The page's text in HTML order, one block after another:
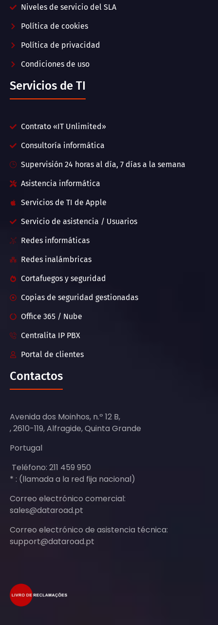
Niveles de servicio del SLA
Política de cookies
Política de privacidad
Condiciones de uso
Servicios de TI
Contrato «IT Unlimited»
Consultoría informática
Supervisión 24 horas al día, 7 días a la semana
Asistencia informática
Servicios de TI de Apple
Servicio de asistencia / Usuarios
Redes informáticas
Redes inalámbricas
Cortafuegos y seguridad
Copias de seguridad gestionadas
Office 365 / Nube
Centralita IP PBX
Portal de clientes
Contactos
Avenida dos Moinhos, n.º 12 B,
, 2610-119, Alfragide, Quinta Grande
Portugal
Teléfono: 211 459 950
* : (llamada a la red fija nacional)
Correo electrónico comercial:
sales@dataroad.pt
Correo electrónico de asistencia técnica:
support@dataroad.pt